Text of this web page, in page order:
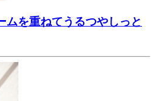
ムを重ねてうるつやしっと